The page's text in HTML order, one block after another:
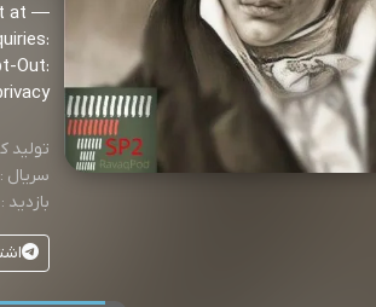
at —
Out:
تولید
سریال :
بازدید :